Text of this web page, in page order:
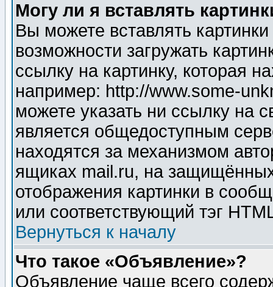
Могу ли я вставлять
Вы можете вставлять
возможности загружать
ссылку на картинку, которая
например: http://www.some-
можете указать ни ссылку на
является общедоступным
находятся за механизмом
ящиках mail.ru, на
отображения картинки в
или соответствующий тэг
Вернуться к началу
Что такое «Объявление»?
Объявление чаще всего